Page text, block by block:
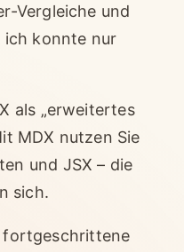
Vergleiche und
ich konnte nur
als „erweitertes
MDX nutzen Sie
und JSX – die
sich.
fortgeschrittene